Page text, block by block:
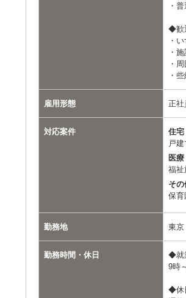
・
◆歓
・
・
・
・
雇用形態 正社
対応案件
住宅
戸
医
福祉
そ
保育
勤務地 東
勤務時間・休日
◆就
9時
◆休